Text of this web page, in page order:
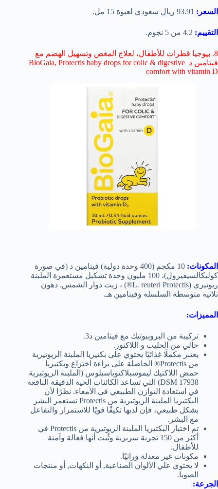
السعر: 93.91 ريال سعودي لعبوة 15 مل.
التقييم: 4.2 من 5 نجوم.
8. بيوجيا قطرات للأطفال، لعلاج المغص وتسهيل الهضم مع
فيتامين د BioGaia, Protectis baby drops for colic & digestive
comfort with vitamin D
المكونات:
10 مكجم (400 وحدة دولية) فيتامين د (في صورة
كوليكالسيفيرول)، 100 مليون وحدة تشكيل مستعمرة الملبنة
ريوتيري (L. reuteri Protectis®) ، زيت دوار الشمس, دهون
ثلاثية متوسطة السلسلة وفيتامين هـ.
المميزات:
تركيبة من البروبيوتيك مع فيتامين د3.
خالي من الحليب و اللاكتوز.
يعتبر مكملًا غذائيًا يحتوي على بكتيريا الملبنة الريوتيرية
من Protectis® الحاصلة على براءة اختراع وبكتيريا
حمض اللاكتيك ليموسيلاكتوباسيلوس (الملبنة الريوتيرية
DSM 17938) التي تساعد الكائنات الحية الدقيقة النافعة
في استعادة التوازن الطبيعي في الأمعاء. نظرًا لأن
البكتيريا الملبنة الريوتيرية من Protectis تستعمر البشر
بشكل طبيعي، فإن لديها تكيفًا قويًا للاستمرار والتفاعل
مع البشر.
تم اختبار البكتيريا الملبنة الريوتيرية من Protectis في
أكثر من 150 تجربة سريرية وثُبت أنها فعالة وآمنة
للأطفال.
مكونات غير معدلة وراثيًا.
لا يحتوي علي الألوان الصناعية, أو النكهات, أو منتجات
الصويا.
الجرعة: